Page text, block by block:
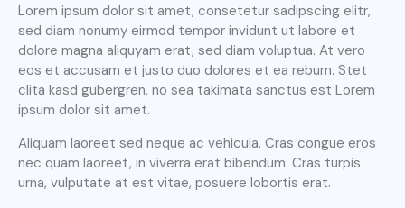
Lorem ipsum dolor sit amet, consetetur sadipscing elitr,
sed diam nonumy eirmod tempor invidunt ut labore et
dolore magna aliquyam erat, sed diam voluptua. At vero
eos et accusam et justo duo dolores et ea rebum. Stet
clita kasd gubergren, no sea takimata sanctus est Lorem
ipsum dolor sit amet.
Aliquam laoreet sed neque ac vehicula. Cras congue eros
nec quam laoreet, in viverra erat bibendum. Cras turpis
urna, vulputate at est vitae, posuere lobortis erat.